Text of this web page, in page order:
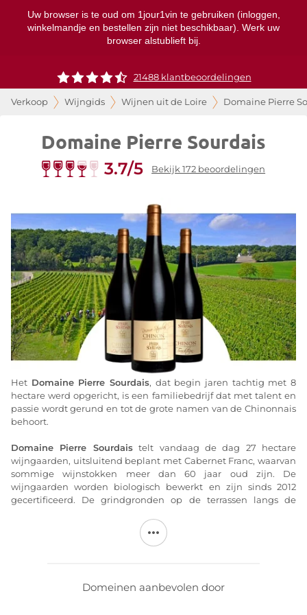
Uw browser is te oud om 1jour1vin te gebruiken (inloggen,
winkelmandje en bestellen zijn niet beschikbaar). Werk uw
browser alstublieft bij.
21488 klantbeoordelingen
Verkoop Wijngids Wijnen uit de Loire Domaine Pierre
Domaine Pierre Sourdais
3.7/5 Bekijk 172 beoordelingen
Het Domaine Pierre Sourdais, dat begin jaren tachtig met 8
hectare werd opgericht, is een familiebedrijf dat met talent en
passie wordt gerund en tot de grote namen van de Chinonnais
behoort.
Domaine Pierre Sourdaistelt vandaag de dag 27 hectare
wijngaarden, uitsluitend beplant met Cabernet Franc, waarvan
sommige wijnstokken meer dan 60 jaar oud zijn. De
wijngaarden worden biologisch bewerkt en zijn sinds 2012
gecertificeerd. De grindgronden op de terrassen langs de
omgeving die wijnen oplevert waarin fruitigheid en
drinkbaarheid de boventoon voeren. Deze grindgronden
karakter verlenen aande wijnen van Pierre Sourdais
Domeinen aanbevolen door